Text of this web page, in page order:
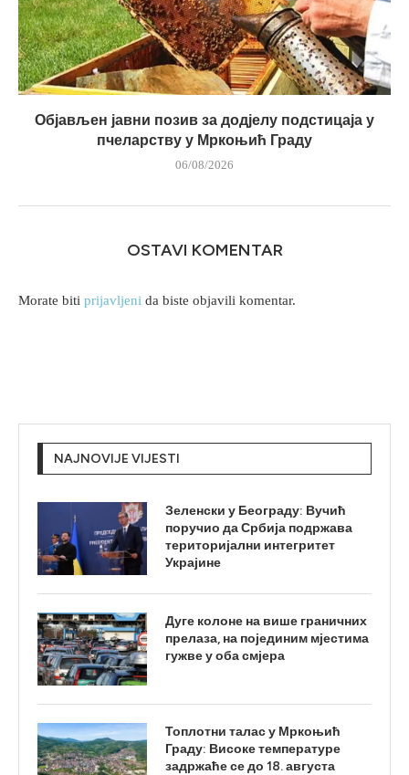
Објављен јавни позив за додјелу подстицаја у
пчеларству у Мркоњић Граду
06/08/2026
OSTAVI KOMENTAR
Morate biti prijavljeni da biste objavili komentar.
NAJNOVIJE VIJESTI
Зеленски у Београду: Вучић
поручио да Србија подржава
територијални интегритет
Украјине
Дуге колоне на више граничних
прелаза, на појединим мјестима
гужве у оба смјера
Топлотни талас у Мркоњић
Граду: Високе температуре
задржаће се до 18. августа